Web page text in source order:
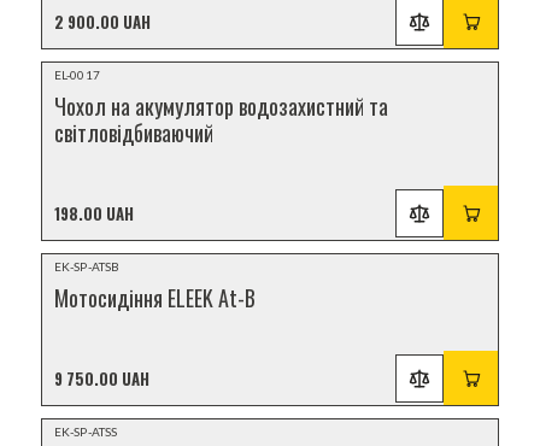
2 900.00 UAH
НОВИНКА
EL-0017
Чохол на акумулятор водозахистний та
світловідбиваючий
198.00 UAH
НОВИНКА
EK-SP-ATSB
Мотосидіння ELEEK At-B
9 750.00 UAH
НОВИНКА
EK-SP-ATSS